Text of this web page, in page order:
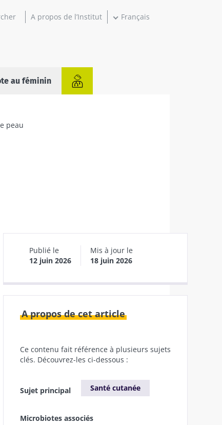
A propos de l’Institut Français
au féminin
peau
Publié le
12 juin 2026
Mis à jour le
18 juin 2026
A propos de cet article
Ce contenu fait référence à plusieurs sujets
clés. Découvrez-les ci-dessous :
Sujet principal Santé cutanée
Microbiotes associés